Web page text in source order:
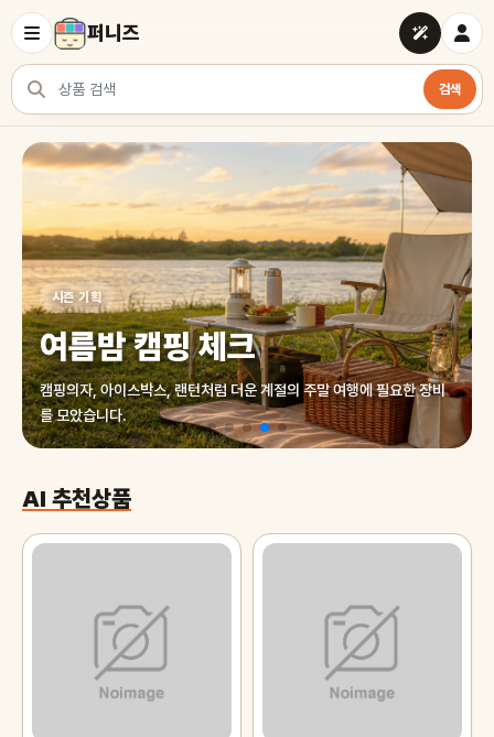
퍼니즈
상품 검색
검색
여러 쇼핑몰 상품을 한곳에서 찾아보세요
시즌 기획
여름밤 캠핑 체크
캠핑의자, 아이스박스, 랜턴처럼 더운 계절의 주말 여행에 필요한 장비
를 모았습니다.
AI 추천상품